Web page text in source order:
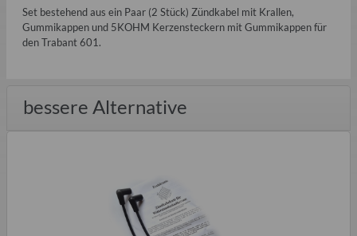
Set bestehend aus ein Paar (2 Stück) Zündkabel mit Krallen,
Gummikappen und 5KOHM Kerzensteckern mit Gummikappen für
den Trabant 601.
bessere Alternative